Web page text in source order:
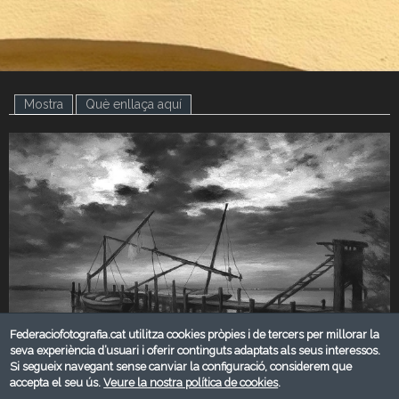
Mostra (pestanya activa)
Què enllaça aquí
Federaciofotografia.cat utilitza cookies pròpies i de tercers per millorar la
seva experiència d’usuari i oferir continguts adaptats als seus interessos.
Si segueix navegant sense canviar la configuració, considerem que
accepta el seu ús.Veure la nostra política de cookies.